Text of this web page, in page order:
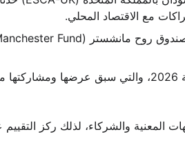
مع الاقتصاد المحلي.
المعنية والشركاء، لذلك ركز